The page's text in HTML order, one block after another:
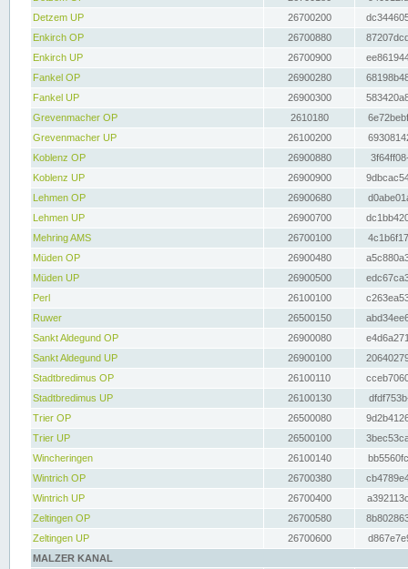
Detzem UP
26700200
Enkirch OP
26700880
Enkirch UP
26700900
Fankel OP
26900280
Fankel UP
26900300
Grevenmacher OP
2610180
Grevenmacher UP
26100200
Koblenz OP
26900880
Koblenz UP
26900900
Lehmen OP
26900680
Lehmen UP
26900700
Mehring AMS
26700100
Müden OP
26900480
Müden UP
26900500
Perl
26100100
Ruwer
26500150
Sankt Aldegund OP
26900080
Sankt Aldegund UP
26900100
Stadtbredimus OP
26100110
Stadtbredimus UP
26100130
Trier OP
26500080
Trier UP
26500100
Wincheringen
26100140
Wintrich OP
26700380
Wintrich UP
26700400
Zeltingen OP
26700580
Zeltingen UP
26700600
MALZER KANAL